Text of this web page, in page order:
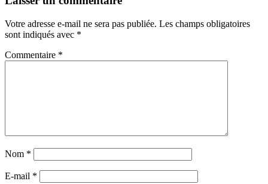
Votre adresse e-mail ne sera pas publiée. Les champs obligatoires
sont indiqués avec *
Commentaire *
Nom *
E-mail *